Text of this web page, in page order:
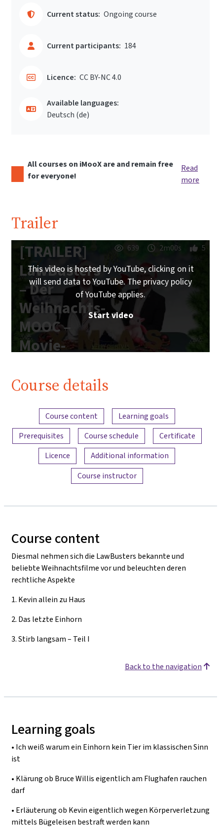
Current status: Ongoing course
Current participants: 184
Licence: CC BY-NC 4.0
Available languages:
Deutsch ‎(de)‎
All courses on iMooX are and remain free
for everyone!
Read
more
Trailer
[TRAILER]
LawBusters
– Der
Weihnachts-
MOOC –
Movie-
639 2m00s 5
This video is hosted by YouTube, clicking on it
will send data to YouTube. The privacy policy
of YouTube applies.
Start video
Course details
Content overview
Course content
Learning goals
Prerequisites
Course schedule
Certificate
Licence
Additional information
Course instructor
Course content
Diesmal nehmen sich die LawBusters bekannte und
beliebte Weihnachtsfilme vor und beleuchten deren
rechtliche Aspekte
1. Kevin allein zu Haus
2. Das letzte Einhorn
3.Stirb langsam – Teil I
Back to the navigation
Learning goals
• Ich weiß warum ein Einhorn kein Tier im klassischen Sinn
ist
• Klärung ob Bruce Willis eigentlich am Flughafen rauchen
darf
• Erläuterung ob Kevin eigentlich wegen Körperverletzung
mittels Bügeleisen bestraft werden kann